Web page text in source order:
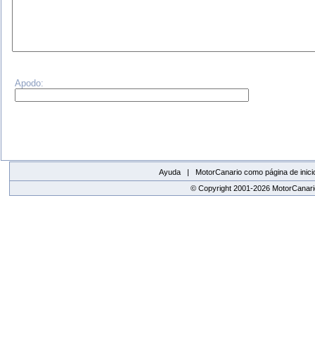
Apodo:
Ayuda |
MotorCanario como página de
© Copyright 2001-2026